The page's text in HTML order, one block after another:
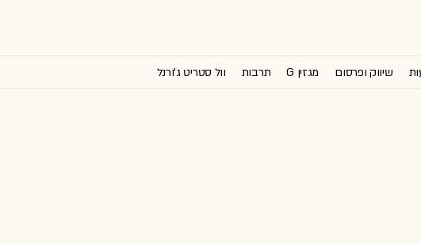
שיווק ופרסום מגזין G תרבות וול סטריט ג'ורנל